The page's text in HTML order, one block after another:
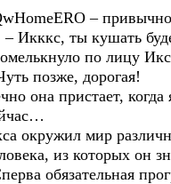
–
Икккс, ты кушать
по лицу
позже, дорогая!
она пристает,
окружил мир
из которых он
обязательная